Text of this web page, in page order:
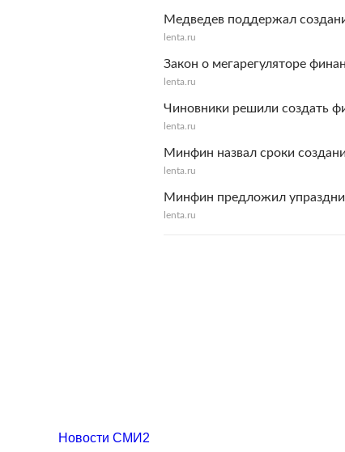
Медведев поддержал
lenta.ru
Закон о мегарегуляторе
lenta.ru
Чиновники решили создать
lenta.ru
Минфин назвал сроки
lenta.ru
Минфин предложил
lenta.ru
Новости СМИ2